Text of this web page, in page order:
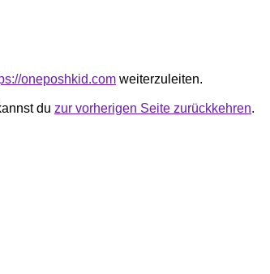
oneposhkid.com weiterzuleiten.
du zur vorherigen Seite zurückkehren.